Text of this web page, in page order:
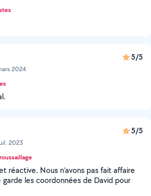
2024
5/5
2023
5/5
réactive. Nous n’avons pas fait affaire
les coordonnées de David pour